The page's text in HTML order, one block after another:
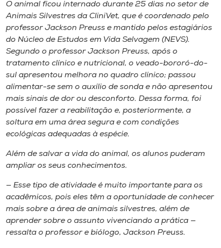
O animal ficou internado durante 25 dias no setor de
Animais Silvestres da CliniVet, que é coordenado pelo
professor Jackson Preuss e mantido pelos estagiários
do Núcleo de Estudos em Vida Selvagem (NEVS).
Segundo o professor Jackson Preuss, após o
tratamento clínico e nutricional, o veado-bororó-do-
sul apresentou melhora no quadro clínico; passou
alimentar-se sem o auxílio de sonda e não apresentou
mais sinais de dor ou desconforto. Dessa forma, foi
possível fazer a reabilitação e, posteriormente, a
soltura em uma área segura e com condições
ecológicas adequadas à espécie.
Além de salvar a vida do animal, os alunos puderam
ampliar os seus conhecimentos.
— Esse tipo de atividade é muito importante para os
acadêmicos, pois eles têm a oportunidade de conhecer
mais sobre a área de animais silvestres, além de
aprender sobre o assunto vivenciando a prática —
ressalta o professor e biólogo, Jackson Preuss.